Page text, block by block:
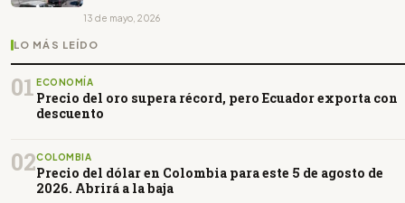
13 de mayo, 2026
LO MÁS LEÍDO
01 ECONOMÍA
Precio del oro supera récord, pero Ecuador exporta con
descuento
02COLOMBIA
Precio del dólar en Colombia para este 5 de agosto de
2026. Abrirá a la baja